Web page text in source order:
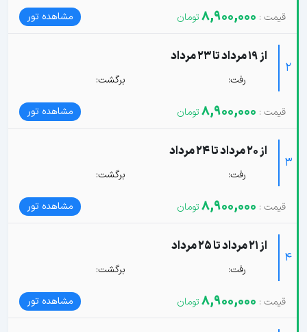
8,900,000 مشاهده تور
2
از 19 مرداد تا 23 مرداد
رفت: برگشت:
8,900,000 مشاهده تور
3
از 20 مرداد تا 24 مرداد
رفت: برگشت:
8,900,000 مشاهده تور
4
از 21 مرداد تا 25 مرداد
رفت: برگشت:
8,900,000 مشاهده تور